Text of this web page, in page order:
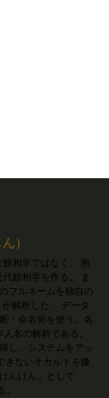
）
相学ではなく、 所
観相学を作る。 ま
フルネームを独自の
解析した、 データ
・命名術を使う。名
名の解析である。
し、システムをアッ
きないオカルトを嫌
んけん」として